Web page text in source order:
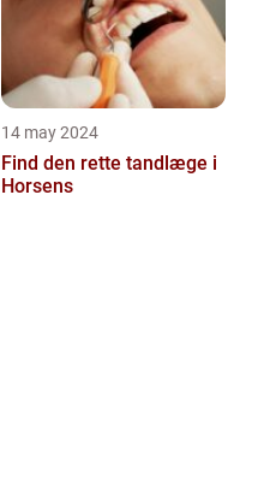
14 may 2024
Find den rette tandlæge i
Horsens